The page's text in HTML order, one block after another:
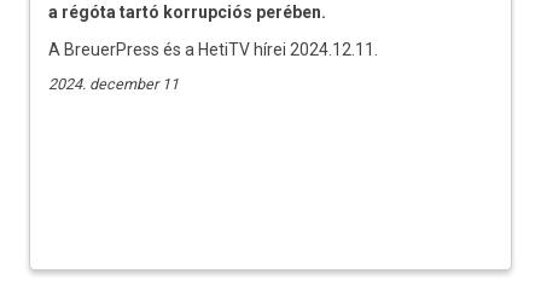
a régóta tartó korrupciós perében.
A BreuerPress és a HetiTV hírei 2024.12.11.
2024. december 11